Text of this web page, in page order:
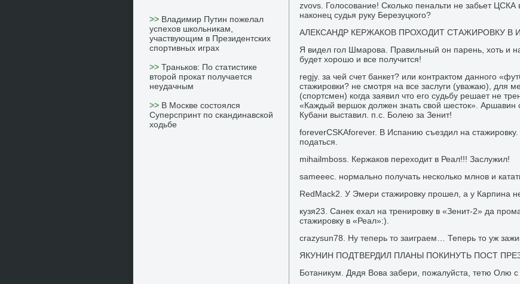
>> Владимир Путин пожелал
успехов школьникам,
участвующим в Президентских
спортивных играх
>> Траньков: По статистике
второй прокат получается
неудачным
>> В Москве состоялся
Суперспринт по скандинавской
ходьбе
zvovs. Голосование! Сколько пенальти не забьет
наконец судья руку Березуцкого?
АЛЕКСАНДР КЕРЖАКОВ ПРОХОДИТ СТАЖИРОВКУ В
Я видел гол Шмарова. Правильный он парень, хоть и
будет хорошо и все получится!
regjy. за чей счет банкет? или контрактом данного
стажировки? не смотря на все заслуги (уважаю), для
(спортсмен) когда заявил что его судьбу решает не
«Каждый вершок должен знать свой шесток». Аршавин
Кубани выставил. п.с. Болею за Зенит!
foreverCSKAforever. В Испанию съездил на
податься.
mihailmboss. Кержаков переходит в Реал!!! Заслужил!
sameeec. нормально получать несколько млнов и
RedMack2. У Эмери стажировку прошел, а у Карпина
кузя23. Санек ехал на тренировку в «Зенит-2» да
стажировку в «Реал»:).
crazysun78. Ну теперь то заиграем… Теперь то уж
ЯКУНИН ПОДТВЕРДИЛ ПЛАНЫ ПОКИНУТЬ ПОСТ
Ботаникум. Дядя Вова забери, пожалуйста, тетю Олю с